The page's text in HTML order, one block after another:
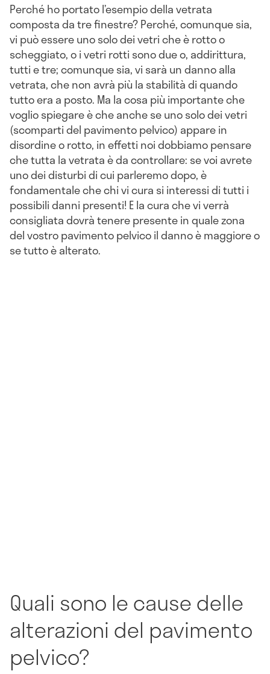
Perché ho portato l’esempio della vetrata
composta da tre finestre? Perché, comunque sia,
vi può essere uno solo dei vetri che è rotto o
scheggiato, o i vetri rotti sono due o, addirittura,
tutti e tre; comunque sia, vi sarà un danno alla
vetrata, che non avrà più la stabilità di quando
tutto era a posto. Ma la cosa più importante che
voglio spiegare è che anche se uno solo dei vetri
(scomparti del pavimento pelvico) appare in
disordine o rotto, in effetti noi dobbiamo pensare
che tutta la vetrata è da controllare: se voi avrete
uno dei disturbi di cui parleremo dopo, è
fondamentale che chi vi cura si interessi di tutti i
possibili danni presenti! E la cura che vi verrà
consigliata dovrà tenere presente in quale zona
del vostro pavimento pelvico il danno è maggiore o
se tutto è alterato.
Quali sono le cause delle
alterazioni del pavimento
pelvico?